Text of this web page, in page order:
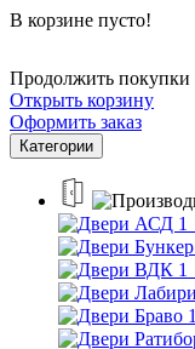
В корзине пусто!
Продолжить покупки
Открыть корзину
Оформить заказ
Категории